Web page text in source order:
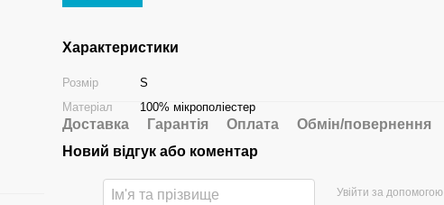
Характеристики
Розмір
S
Матеріал
100% мікрополіестер
Доставка Гарантія Оплата
Обмін/повернення
Новий відгук або коментар
Увійти за допомогою